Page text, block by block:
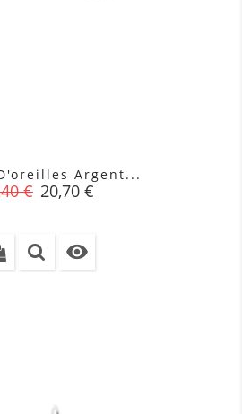
Argent...
€ Prix
20,70 €
